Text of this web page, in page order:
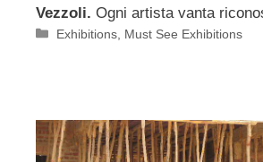
Vezzoli. Ogni artista vanta
Categorie
Exhibitions Must See Exhibitions